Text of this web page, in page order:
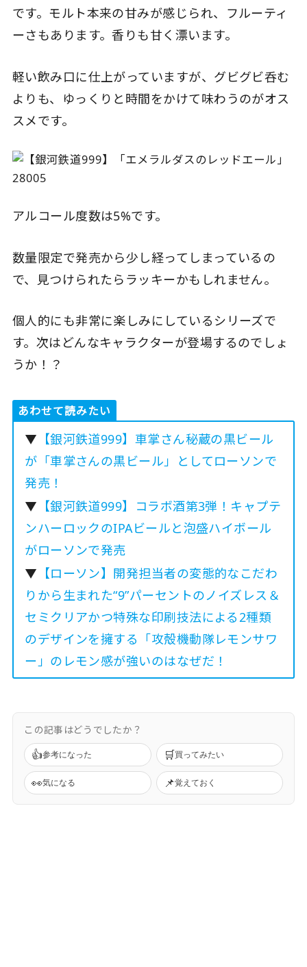
です。モルト本来の甘みが感じられ、フルーティ
ーさもあります。香りも甘く漂います。
軽い飲み口に仕上がっていますが、グビグビ呑む
よりも、ゆっくりと時間をかけて味わうのがオス
スメです。
アルコール度数は5%です。
数量限定で発売から少し経ってしまっているの
で、見つけられたらラッキーかもしれません。
個人的にも非常に楽しみにしているシリーズで
す。次はどんなキャラクターが登場するのでしょ
うか！？
あわせて読みたい
▼ 【銀河鉄道999】車掌さん秘蔵の黒ビール
が「車掌さんの黒ビール」としてローソンで
発売！
▼ 【銀河鉄道999】コラボ酒第3弾！キャプテ
ンハーロックのIPAビールと泡盛ハイボール
がローソンで発売
▼ 【ローソン】開発担当者の変態的なこだわ
りから生まれた“9”パーセントのノイズレス＆
セミクリアかつ特殊な印刷技法による2種類
のデザインを擁する「攻殻機動隊レモンサワ
ー」のレモン感が強いのはなぜだ！
この記事はどうでしたか？
👍参考になった 🛒買ってみたい
👀気になる 📌覚えておく